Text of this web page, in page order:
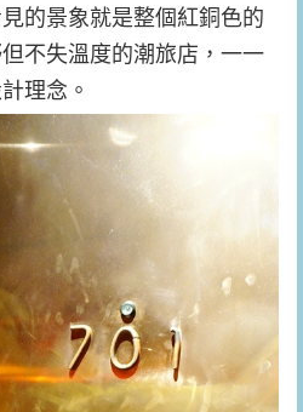
的景象就是整個紅銅色的
不失溫度的潮旅店，一一
理念。